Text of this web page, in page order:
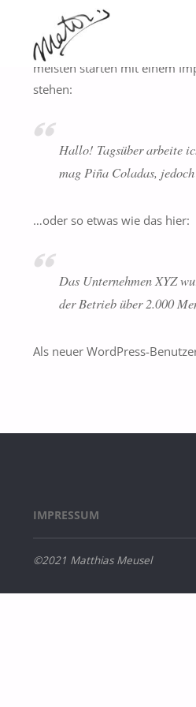
Dies ist eine Beispiel-Seite.
meisten starten mit einem
stehen:
Hallo! Tagsüber arbeite
mag Piña Coladas,
…oder so etwas wie das hier:
Das Unternehmen XYZ
der Betrieb über 2.000
Als neuer WordPress-
IMPRESSUM
©2021 Matthias Meusel